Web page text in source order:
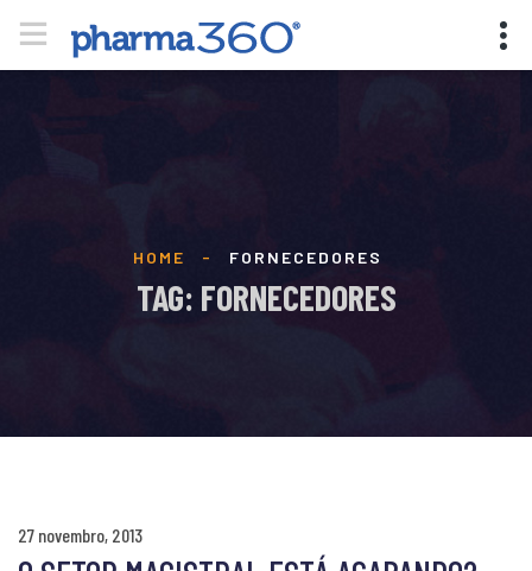
TAG: FORNECEDORES
HOME - FORNECEDORES
27 novembro, 2013